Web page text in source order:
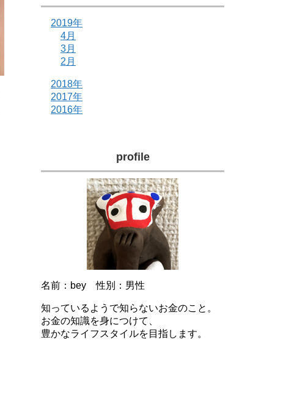
2019年
4月
3月
2月
2018年
2017年
2016年
profile
名前：bey 性別：男性
知っているようで知らないお金のこと。
お金の知識を身につけて、
豊かなライフスタイルを目指します。